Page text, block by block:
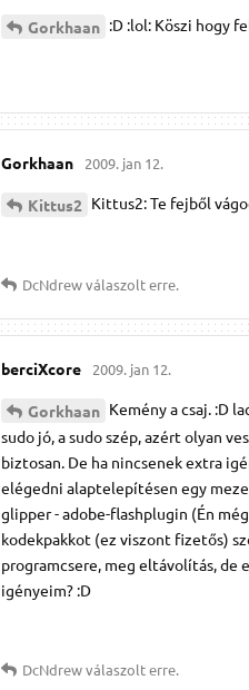
Gorkhaan :D :lol: Köszi hogy
Gorkhaan 2009. jan 12.
Kittus2 Kittus2: Te fejből
DcNdrewválaszolt erre.
berciXcore 2009. jan 12.
Gorkhaan Kemény a csaj. :D
sudo jó, a sudo szép, azért olyan
biztosan. De ha nincsenek extra
elégedni alaptelepítésen egy
glipper - adobe-flashplugin (Én
kodekpakkot (ez viszont fizetős)
programcsere, meg eltávolítás, de
igényeim? :D
DcNdrewválaszolt erre.